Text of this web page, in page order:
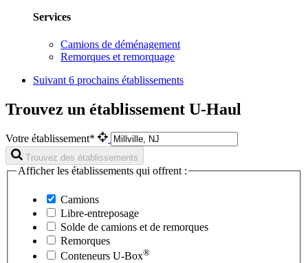
Services
Camions de déménagement
Remorques et remorquage
Suivant 6 prochains établissements
Trouvez un établissement U-Haul
Votre établissement*
Trouvez des établissements
Afficher les établissements qui offrent :
Camions
Libre-entreposage
Solde de camions et de remorques
Remorques
Conteneurs U-Box®